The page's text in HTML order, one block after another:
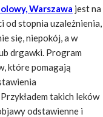
Warszawa jest na
od stopnia uzależnienia,
się, niepokój, a w
drgawki. Program
które pomagają
takich leków
odstawienne i